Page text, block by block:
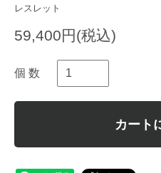
レスレット
59,400円(税込)
個 数
カート